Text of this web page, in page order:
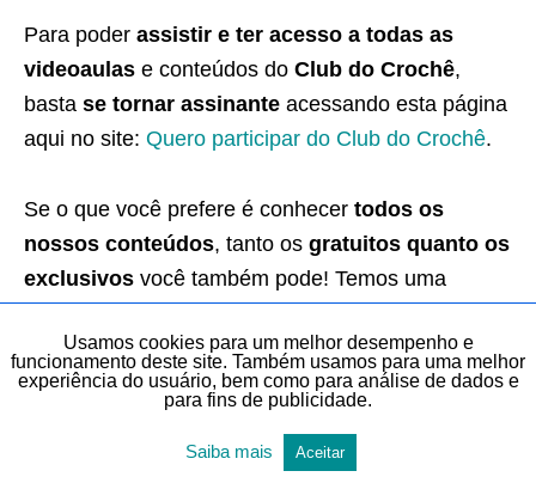
Para poder assistir e ter acesso a todas as
videoaulas e conteúdos do Club do Crochê,
basta se tornar assinante acessando esta página
aqui no site: Quero participar do Club do Crochê.
Se o que você prefere é conhecer todos os
nossos conteúdos, tanto os gratuitos quanto os
exclusivos você também pode! Temos uma
nossos conteúdos. Para conhecer, basta acessar
esta página aqui nosso site:Todos os conteúdos.
✅ CURSO BÁSICO GRATUITO DE CROCHÊ 👉
Usamos cookies para um melhor desempenho e
funcionamento deste site. Também usamos para uma melhor
experiência do usuário, bem como para análise de dados e
para fins de publicidade.
Saiba mais Aceitar